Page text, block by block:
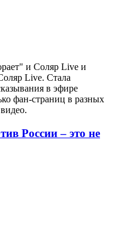
и Соляр Live и
Live. Стала
в эфире
фан-страниц в разных
России – это не